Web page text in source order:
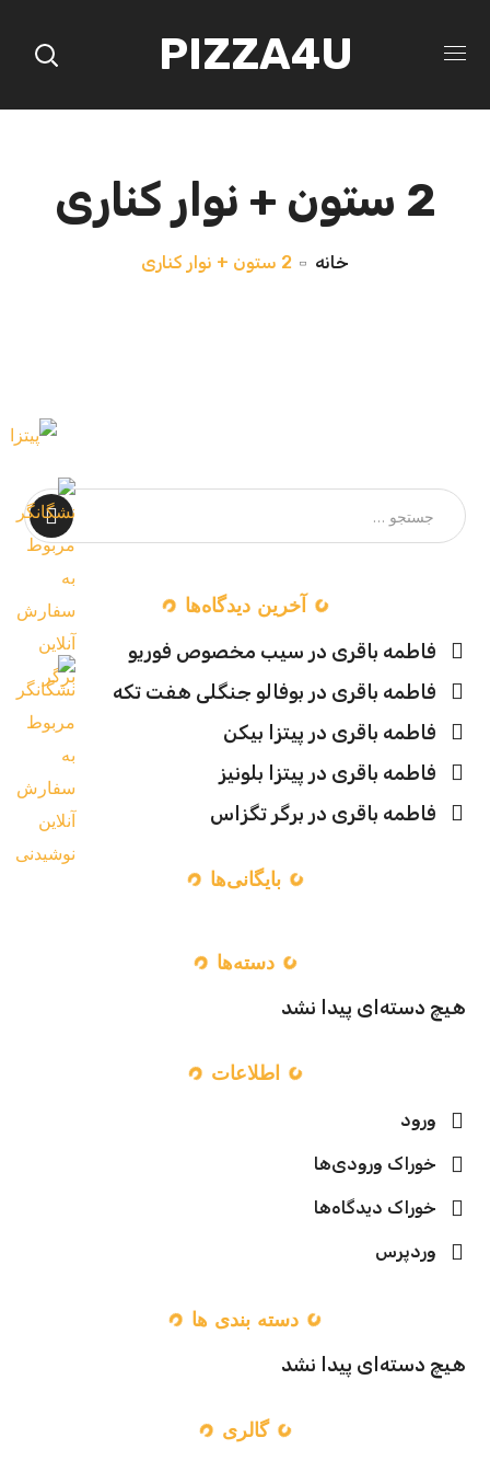
PIZZA4U
2 ستون + نوار کناری
خانه 2 ستون + نوار کناری
آخرین دیدگاه‌ها
فاطمه باقری در سیب مخصوص فوریو
فاطمه باقری در بوفالو جنگلی هفت تکه
فاطمه باقری در پیتزا بیکن
فاطمه باقری در پیتزا بلونیز
فاطمه باقری در برگر تگزاس
بایگانی‌ها
دسته‌ها
هیچ دسته‌ای پیدا نشد
اطلاعات
ورود
خوراک ورودی‌ها
خوراک دیدگاه‌ها
وردپرس
دسته بندی ها
هیچ دسته‌ای پیدا نشد
گالری